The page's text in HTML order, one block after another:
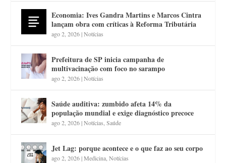
Economia: Ives Gandra Martins e Marcos Cintra
lançam obra com críticas à Reforma Tributária
ago 2, 2026|Notícias
Prefeitura de SP inicia campanha de
multivacinação com foco no sarampo
ago 2, 2026|Notícias
Saúde auditiva: zumbido afeta 14% da
população mundial e exige diagnóstico precoce
ago 2, 2026|Notícias,Saúde
Jet Lag: porque acontece e o que faz ao seu corpo
ago 2, 2026|Medicina,Notícias